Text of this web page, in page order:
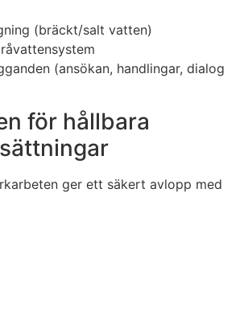
(bräckt/salt vatten)
(ansökan, handlingar, dialog
för hållbara
ger ett säkert avlopp med